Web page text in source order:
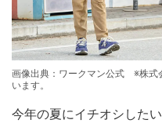
画像出典：ワークマン公式 ※株式
います。
今年の夏にイチオシした